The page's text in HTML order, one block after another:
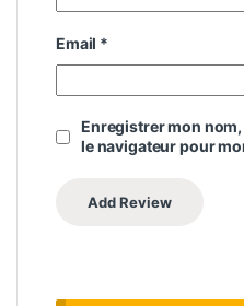
Email *
Enregistrer mon
le navigateur pour